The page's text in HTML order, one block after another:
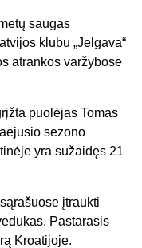
saugas
klubu „Jelgava“
atrankos varžybose
puolėjas Tomas
sezono
yra sužaidęs 21
įtraukti
Pastarasis
Kroatijoje.